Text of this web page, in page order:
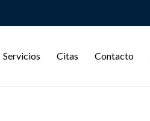
Servicios Citas Contacto